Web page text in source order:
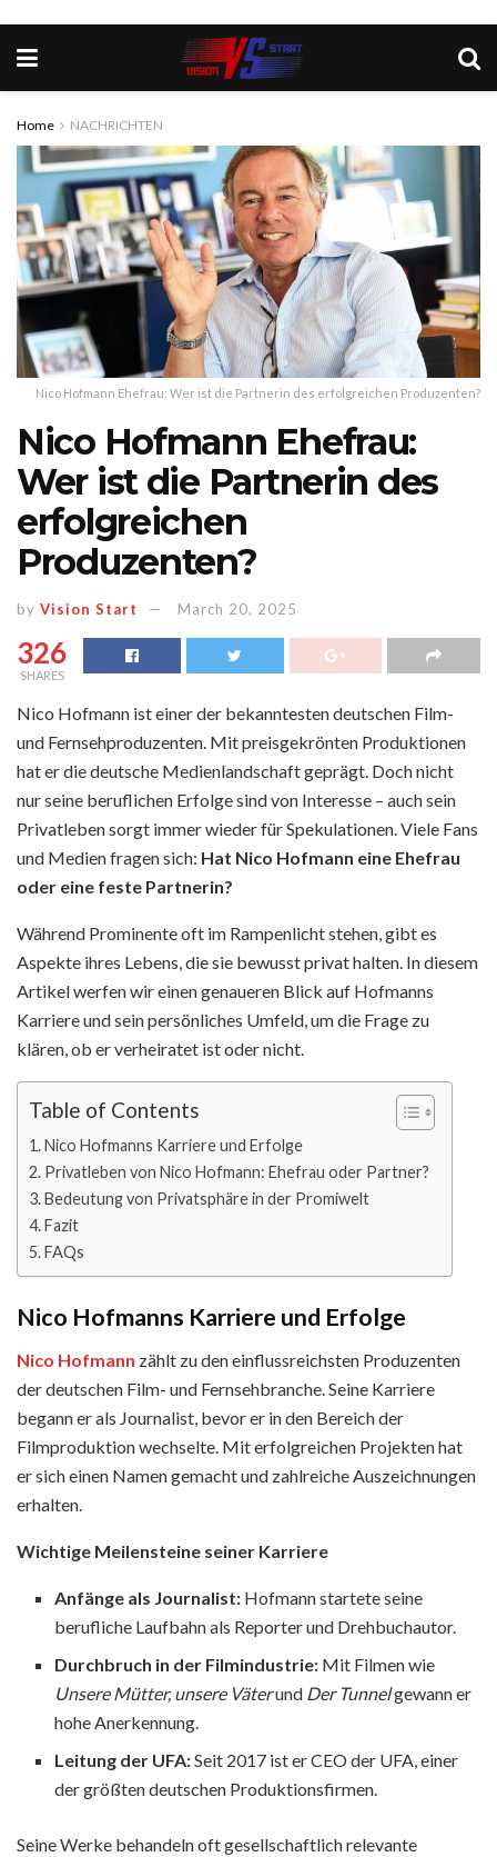
Home NACHRICHTEN
Nico Hofmann Ehefrau: Wer ist die Partnerin des erfolgreichen Produzenten?
Nico Hofmann Ehefrau:
Wer ist die Partnerin des
erfolgreichen
Produzenten?
by Vision Start March 20, 2025
326
SHARES
Nico Hofmann ist einer der bekanntesten deutschen Film-
und Fernsehproduzenten. Mit preisgekrönten Produktionen
hat er die deutsche Medienlandschaft geprägt. Doch nicht
nur seine beruflichen Erfolge sind von Interesse – auch sein
Privatleben sorgt immer wieder für Spekulationen. Viele Fans
und Medien fragen sich: Hat Nico Hofmann eine Ehefrau
oder eine feste Partnerin?
Während Prominente oft im Rampenlicht stehen, gibt es
Aspekte ihres Lebens, die sie bewusst privat halten. In diesem
Artikel werfen wir einen genaueren Blick auf Hofmanns
Karriere und sein persönliches Umfeld, um die Frage zu
klären, ob er verheiratet ist oder nicht.
Table of Contents
Nico Hofmanns Karriere und Erfolge
Privatleben von Nico Hofmann: Ehefrau oder Partner?
Bedeutung von Privatsphäre in der Promiwelt
Fazit
FAQs
Nico Hofmanns Karriere und Erfolge
Nico Hofmann zählt zu den einflussreichsten Produzenten
der deutschen Film- und Fernsehbranche. Seine Karriere
begann er als Journalist, bevor er in den Bereich der
Filmproduktion wechselte. Mit erfolgreichen Projekten hat
er sich einen Namen gemacht und zahlreiche Auszeichnungen
erhalten.
Wichtige Meilensteine seiner Karriere
Anfänge als Journalist: Hofmann startete seine
berufliche Laufbahn als Reporter und Drehbuchautor.
Durchbruch in der Filmindustrie: Mit Filmen wie
Unsere Mütter, unsere Väterund Der Tunnelgewann er
hohe Anerkennung.
Leitung der UFA:Seit 2017 ist er CEO der UFA, einer
der größten deutschen Produktionsfirmen.
Seine Werke behandeln oft gesellschaftlich relevante